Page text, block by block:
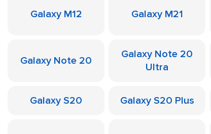
Galaxy M12 Galaxy M21
Galaxy Note 20
Galaxy Note 20
Ultra
Galaxy S20 Galaxy S20 Plus